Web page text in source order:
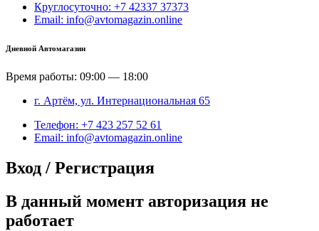
Круглосуточно: +7 42337 37373
Email: info@avtomagazin.online
Дневной Автомагазин
Время работы: 09:00 — 18:00
г. Артём, ул. Интернациональная 65
Телефон: +7 423 257 52 61
Email: info@avtomagazin.online
Вход / Регистрация
В данный момент авторизация не
работает